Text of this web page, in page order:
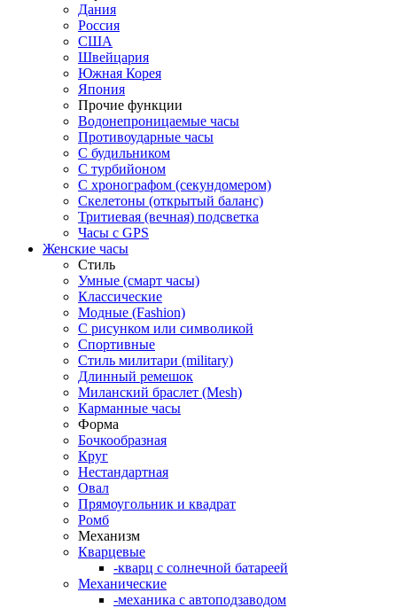
Дания
Россия
США
Швейцария
Южная Корея
Япония
Прочие функции
Водонепроницаемые часы
Противоударные часы
С будильником
С турбийоном
С хронографом (секундомером)
Скелетоны (открытый баланс)
Тритиевая (вечная) подсветка
Часы с GPS
Женские часы
Стиль
Умные (смарт часы)
Классические
Модные (Fashion)
С рисунком или символикой
Спортивные
Стиль милитари (military)
Длинный ремешок
Миланский браслет (Mesh)
Карманные часы
Форма
Бочкообразная
Круг
Нестандартная
Овал
Прямоугольник и квадрат
Ромб
Механизм
Кварцевые
-кварц с солнечной батареей
Механические
-механика с автоподзаводом